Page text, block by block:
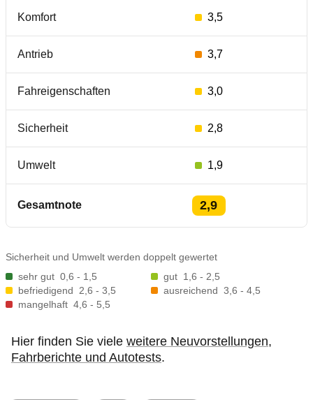
Komfort 3,5
Antrieb 3,7
Fahreigenschaften 3,0
Sicherheit 2,8
Umwelt 1,9
Gesamtnote 2,9
Sicherheit und Umwelt werden doppelt gewertet
sehr gut 0,6 - 1,5 gut 1,6 - 2,5
befriedigend
2,6 - 3,5 ausreichend 3,6 - 4,5
mangelhaft 4,6 - 5,5
Hier finden Sie viele weitere Neuvorstellungen,
Fahrberichte und Autotests.